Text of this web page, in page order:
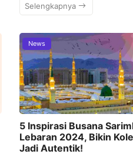
Selengkapnya
News
5 Inspirasi Busana
Lebaran 2024, Bikin
Jadi Autentik!